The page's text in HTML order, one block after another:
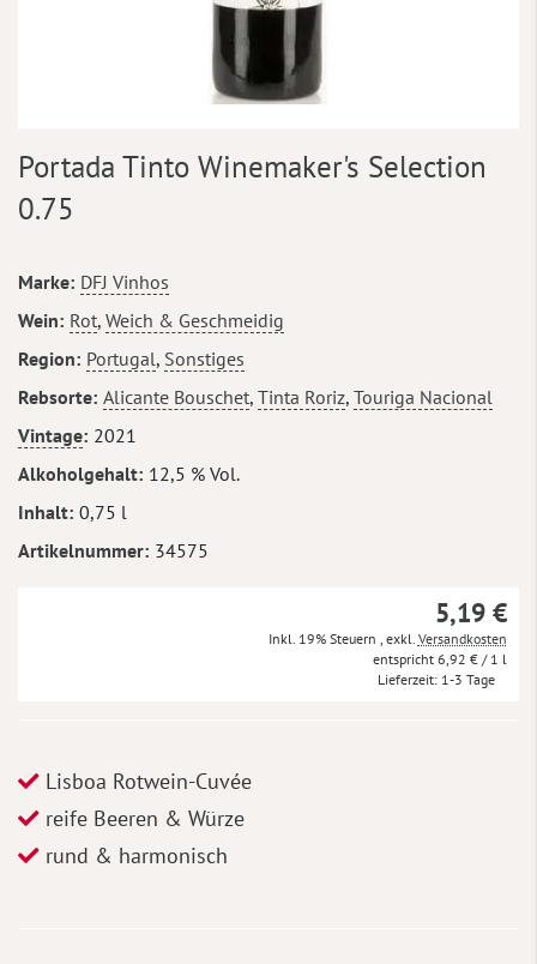
Anfang
der
Bildergalerie
Portada Tinto Winemaker's Selection
0.75
Mehr
Informationen
Marke DFJ Vinhos
Wein Rot, Weich & Geschmeidig
Region Portugal, Sonstiges
Rebsorte Alicante Bouschet, Tinta Roriz, Touriga Nacional
Vintage 2021
Alkoholgehalt 12,5 % Vol.
Inhalt 0,75 l
Artikelnummer 34575
5,19 €
Inkl. 19% Steuern exkl. Versandkosten
6,92 € / 1 l
Lieferzeit 1-3 Tage
Lisboa Rotwein-Cuvée
reife Beeren & Würze
rund & harmonisch